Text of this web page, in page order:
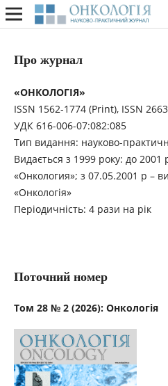
Про журнал
«ОНКОЛОГІЯ»
ISSN 1562-1774 (Print), ISSN
УДК 616-006-07:082:085
Тип видання: науково-
Видається з 1999 року: до
«Онкология»; з 07.05.2001 р –
«Онкологія»
Періодичність: 4 рази на рік
Поточний номер
Том 28 № 2 (2026): Онкологія